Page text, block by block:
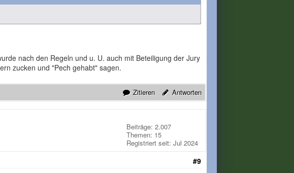
nach den Regeln und u. U. auch mit Beteiligung der Jury
zucken und "Pech gehabt" sagen.
Zitieren Antworten
Beiträge: 2.007
Themen: 15
Registriert seit: Jul 2024
#9